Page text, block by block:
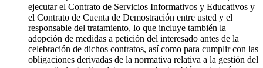
ejecutar el Contrato de Servicios Informativos y Educativos y
el Contrato de Cuenta de Demostración entre usted y el
responsable del tratamiento, lo que incluye también la
adopción de medidas a petición del interesado antes de la
celebración de dichos contratos, así como para cumplir con las
obligaciones derivadas de la normativa relativa a la gestión del